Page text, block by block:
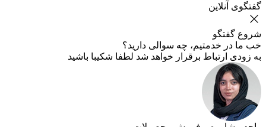
چه سوالی دارید؟
برقرار خواهد شد لطفا شکیبا باشید